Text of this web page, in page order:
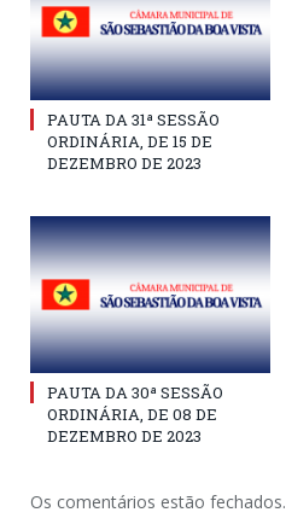
PAUTA DA 31ª SESSÃO
ORDINÁRIA, DE 15 DE
DEZEMBRO DE 2023
PAUTA DA 30ª SESSÃO
ORDINÁRIA, DE 08 DE
DEZEMBRO DE 2023
Os comentários estão fechados.